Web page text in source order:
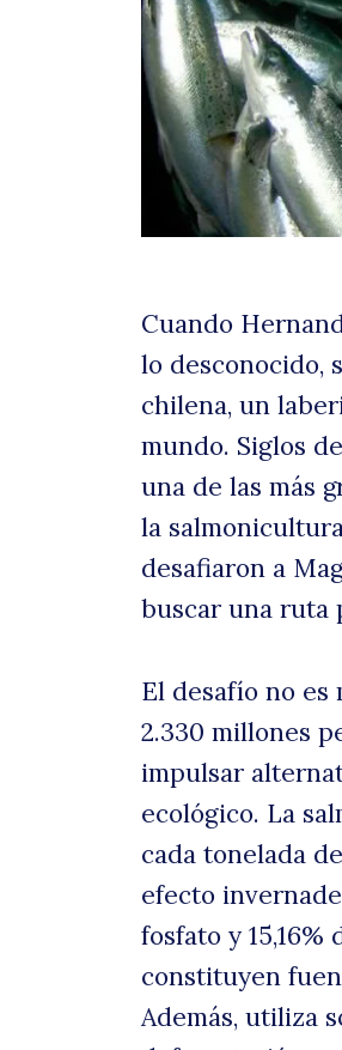
Cuando
lo desconocido,
chilena, un
mundo. Siglos
una de las más
la
desafiaron a
buscar una ruta
El desafío no es
2.330 millones
impulsar
ecológico. La
cada tonelada
efecto
fosfato y
constituyen
Además, utiliza